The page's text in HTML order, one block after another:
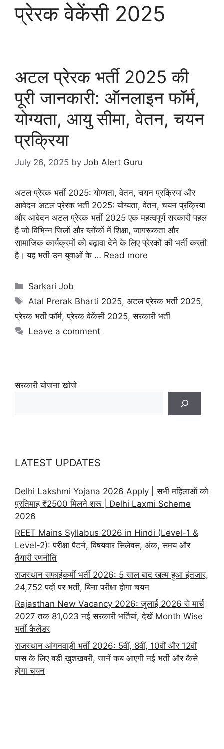
प्रेरक वेकेंसी 2025
अटल प्रेरक भर्ती 2025 की
पूरी जानकारी: ऑनलाइन फॉर्म,
योग्यता, आयु सीमा, वेतन, चयन
प्रक्रिया
July 26, 2025 by Job Alert Guru
अटल प्रेरक भर्ती 2025: योग्यता, वेतन, चयन प्रक्रिया और
आवेदन अटल प्रेरक भर्ती 2025: योग्यता, वेतन, चयन प्रक्रिया
और आवेदन अटल प्रेरक भर्ती 2025 एक महत्वपूर्ण सरकारी पहल
है जो विभिन्न जिलों और ब्लॉकों में शिक्षा, जागरूकता और
सामाजिक कार्यक्रमों को बढ़ावा देने के लिए प्रेरकों की भर्ती करती
है। यह भर्ती उन युवाओं के … Read more
Sarkari Job
Atal Prerak Bharti 2025,अटल प्रेरक भर्ती 2025,
प्रेरक भर्ती फॉर्म,प्रेरक वेकेंसी 2025,सरकारी भर्ती
Leave a comment
सरकारी योजना खोजे
LATEST UPDATES
Delhi Lakshmi Yojana 2026 Apply | सभी महिलाओं को
प्रतिमाह ₹2500 मिलने शरू | Delhi Laxmi Scheme
2026
REET Mains Syllabus 2026 in Hindi (Level-1 &
Level-2): परीक्षा पैटर्न, विषयवार सिलेबस, अंक, समय और
तैयारी रणनीति
राजस्थान सफाईकर्मी भर्ती 2026: 5 साल बाद खत्म हुआ इंतजार,
24,752 पदों पर भर्ती, बिना परीक्षा होगा चयन
Rajasthan New Vacancy 2026: जुलाई 2026 से मार्च
2027 तक 81,023 नई सरकारी भर्तियां, देखें Month Wise
भर्ती कैलेंडर
राजस्थान आंगनवाड़ी भर्ती 2026: 5वीं, 8वीं, 10वीं और 12वीं
पास के लिए बड़ी खुशखबरी, जानें कब आएगी नई भर्ती और कैसे
होगा चयन